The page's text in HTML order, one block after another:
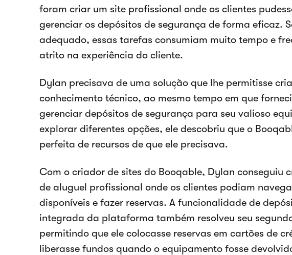
foram criar um site profissional onde os clientes
gerenciar os depósitos de segurança de forma eficaz.
adequado, essas tarefas consumiam muito tempo e
atrito na experiência do cliente.
Dylan precisava de uma solução que lhe permitisse
conhecimento técnico, ao mesmo tempo em que
gerenciar depósitos de segurança para seu valioso
explorar diferentes opções, ele descobriu que o
perfeita de recursos de que ele precisava.
Com o criador de sites do Booqable, Dylan conseguiu
de aluguel profissional onde os clientes podiam
disponíveis e fazer reservas. A funcionalidade de
integrada da plataforma também resolveu seu
permitindo que ele colocasse reservas em cartões de
liberasse fundos quando o equipamento fosse